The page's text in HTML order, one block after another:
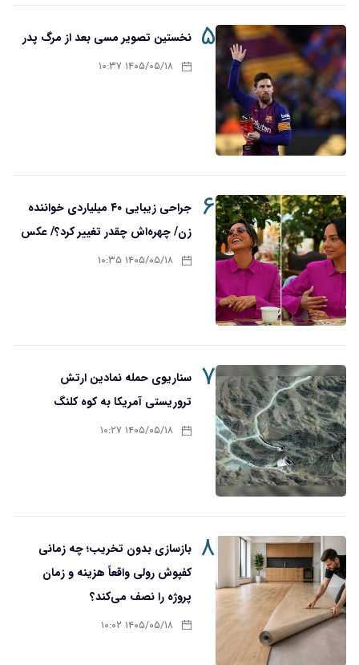
۵ نخستین تصویر مسی بعد از مرگ پدر
۱۴۰۵/۰۵/۱۸ ۱۰:۳۷
۶
جراحی زیبایی ۴۰ میلیاردی خواننده
زن/ چهره‌اش چقدر تغییر کرد؟/ عکس
۱۴۰۵/۰۵/۱۸ ۱۰:۳۵
۷ سناریوی حمله نمادین ارتش
تروریستی آمریکا به کوه کلنگ
۱۴۰۵/۰۵/۱۸ ۱۰:۲۷
۸ بازسازی بدون تخریب؛ چه زمانی
کفپوش رولی واقعاً هزینه و زمان
پروژه را نصف می‌کند؟
۱۴۰۵/۰۵/۱۸ ۱۰:۰۲